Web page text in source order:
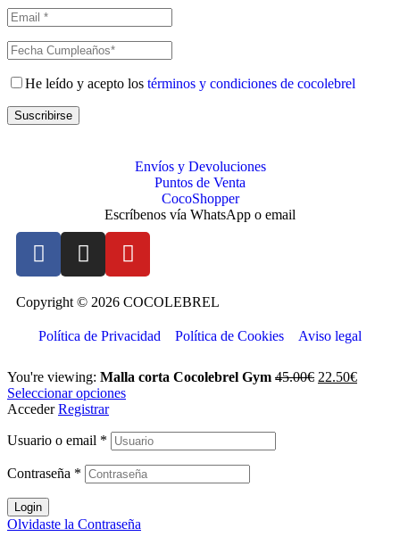
He leído y acepto los términos y condiciones de cocolebrel
Suscribirse
Envíos y Devoluciones
Puntos de Venta
CocoShopper
Escríbenos vía WhatsApp o email
Copyright © 2026 COCOLEBREL
Política de Privacidad Política de Cookies Aviso legal
You're viewing: Malla corta Cocolebrel Gym 45.00€ 22.50€
Seleccionar opciones
Acceder Registrar
Usuario o email *
Contraseña *
Login
Olvidaste la Contraseña